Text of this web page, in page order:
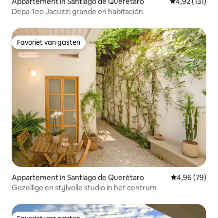
Depa Teo Jacuzzi grande en habitación
Favoriet van gasten
Favoriet van gasten
Appartement in Santiago de Querétaro Gemiddelde
4,96 (79)
Gezellige en stijlvolle studio in het centrum